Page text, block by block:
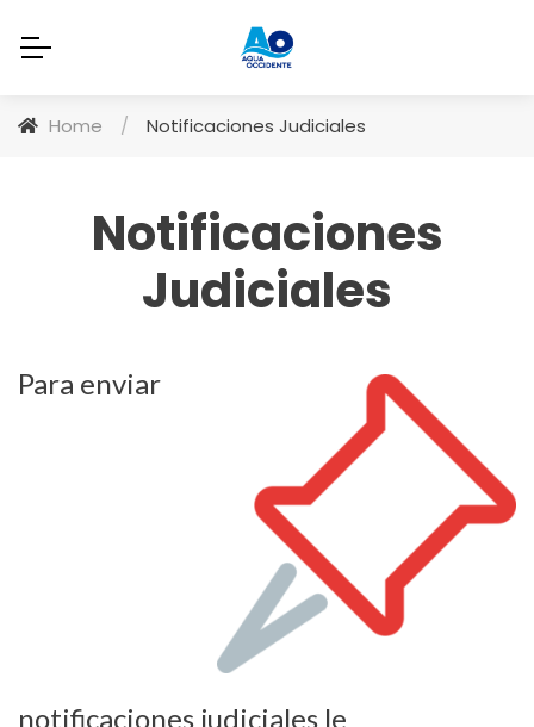
Home / Notificaciones Judiciales
Notificaciones
Judiciales
Para enviar
notificaciones judiciales le